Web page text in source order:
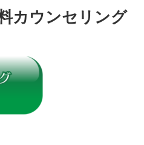
カウンセリング